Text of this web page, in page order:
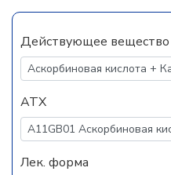
Действующее вещество
АТХ
Лек. форма